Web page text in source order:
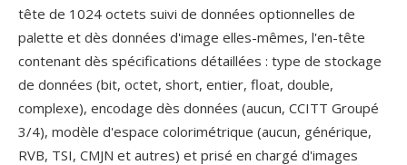
tête de 1024 octets suivi de données optionnelles de
palette et dès données d'image elles-mêmes, l'en-tête
contenant dès spécifications détaillées : type de stockage
de données (bit, octet, short, entier, float, double,
complexe), encodage dès données (aucun, CCITT Groupé
3/4), modèle d'espace colorimétrique (aucun, générique,
RVB, TSI, CMJN et autres) et prisé en chargé d'images